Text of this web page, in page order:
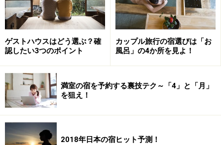
ゲストハウスはどう選ぶ？確
認したい3つのポイント
カップル旅行の宿選びは「お
風呂」の4か所を見よ！
満室の宿を予約する裏技テク～「4」と「月」
を狙え！
2018年日本の宿ヒット予測！